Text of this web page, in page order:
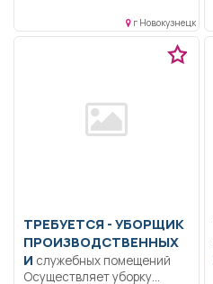
г Новокузнецк
ТРЕБУЕТСЯ - УБОРЩИК
ПРОИЗВОДСТВЕННЫХ
И служебных помещений
Осуществляет уборку